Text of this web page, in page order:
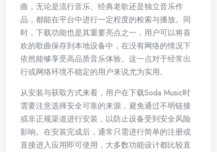
曲，无论是流行音乐、经典老歌还是独立音乐作
品，都能在平台中进行一定程度的检索与播放。同
时，下载功能也是其重要亮点之一，用户可以将喜
欢的歌曲保存到本地设备中，在没有网络的情况下
依然能够享受高品质音乐体验。这一点对于经常出
行或网络环境不稳定的用户来说尤为实用。
从安装与获取方式来看，用户在下载Soda Music时
需要注意选择安全可靠的来源，避免通过不明链接
或非正规渠道进行安装，以防止设备受到安全风险
影响。在安装完成后，通常只需进行简单的注册或
直接进入应用即可使用，大多数功能设计都比较直